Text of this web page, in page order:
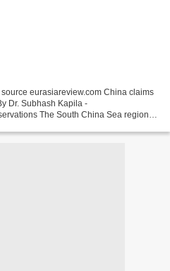
eurasiareview.com China claims
Dr. Subhash Kapila -
The South China Sea region